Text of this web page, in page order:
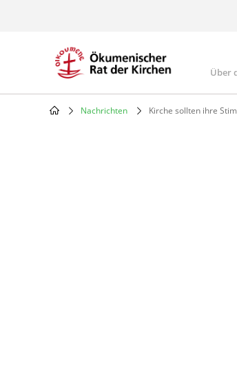
Über
Nachrichten Kirche sollten ihre